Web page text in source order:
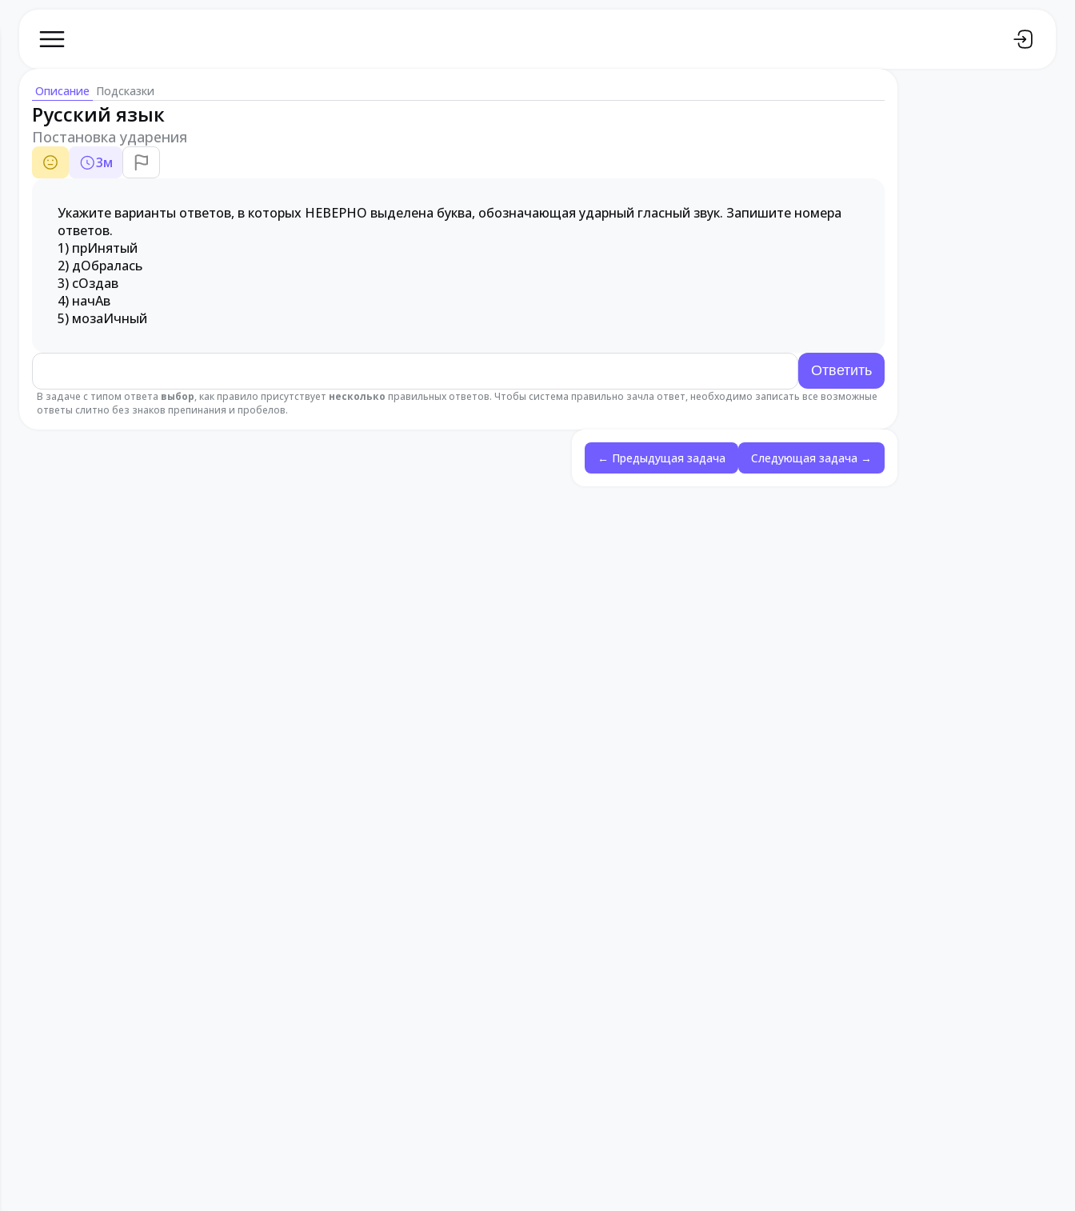
Описание Подсказки
Русский язык
Постановка ударения
3м
Укажите варианты ответов, в которых НЕВЕРНО выделена буква, обозначающая ударный гласный звук. Запишите номера
ответов.
1) прИнятый
2) дОбралась
3) сОздав
4) начАв
5) мозаИчный
В задаче с типом ответа выбор, как правило присутствует несколько правильных ответов. Чтобы система правильно зачла ответ, необходимо записать все возможные
ответы слитно без знаков препинания и пробелов.
← Предыдущая задача Следующая задача →